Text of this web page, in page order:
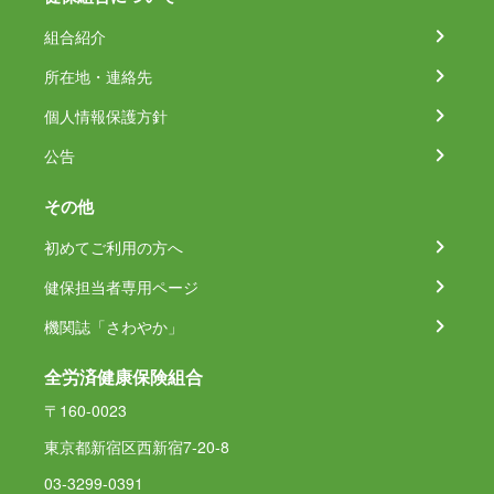
組合紹介
所在地・連絡先
個人情報保護方針
公告
その他
初めてご利用の方へ
健保担当者専用ページ
機関誌「さわやか」
全労済健康保険組合
〒160-0023
東京都新宿区西新宿7-20-8
03-3299-0391